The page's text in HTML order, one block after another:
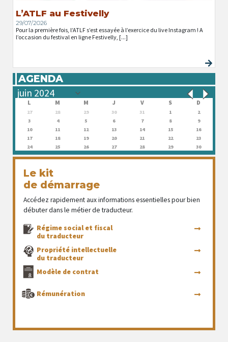
L’ATLF au Festivelly
29/07/2026
Pour la première fois, l’ATLF s’est essayée à l’exercice du live Instagram ! A
l’occasion du festival en ligne Festivelly, [...]
AGENDA
L M M J V S D
27 28 29 30 31 1
2
3
4 5 6 7 8
9
10
11 12 13 14 15
16
17
18 19 20 21 22
23
24
25 26 27 28 29 30
Le kit
de démarrage
Accédez rapidement aux informations essentielles pour bien
débuter dans le métier de traducteur.
Régime social et fiscal
du traducteur
Propriété intellectuelle
du traducteur
Modèle de contrat
Rémunération